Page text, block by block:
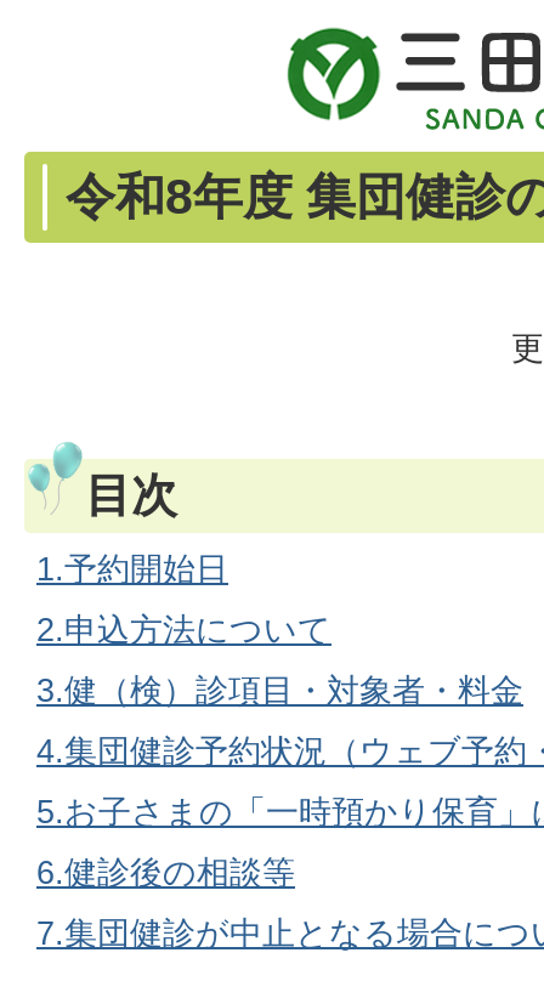
令和8年度 集団健診
目次
1.予約開始日
2.申込方法について
3.健（検）診項目・対象者・料金
4.集団健診予約状況（ウェブ予約
5.お子さまの「一時預かり保育」
6.健診後の相談等
7.集団健診が中止となる場合につ